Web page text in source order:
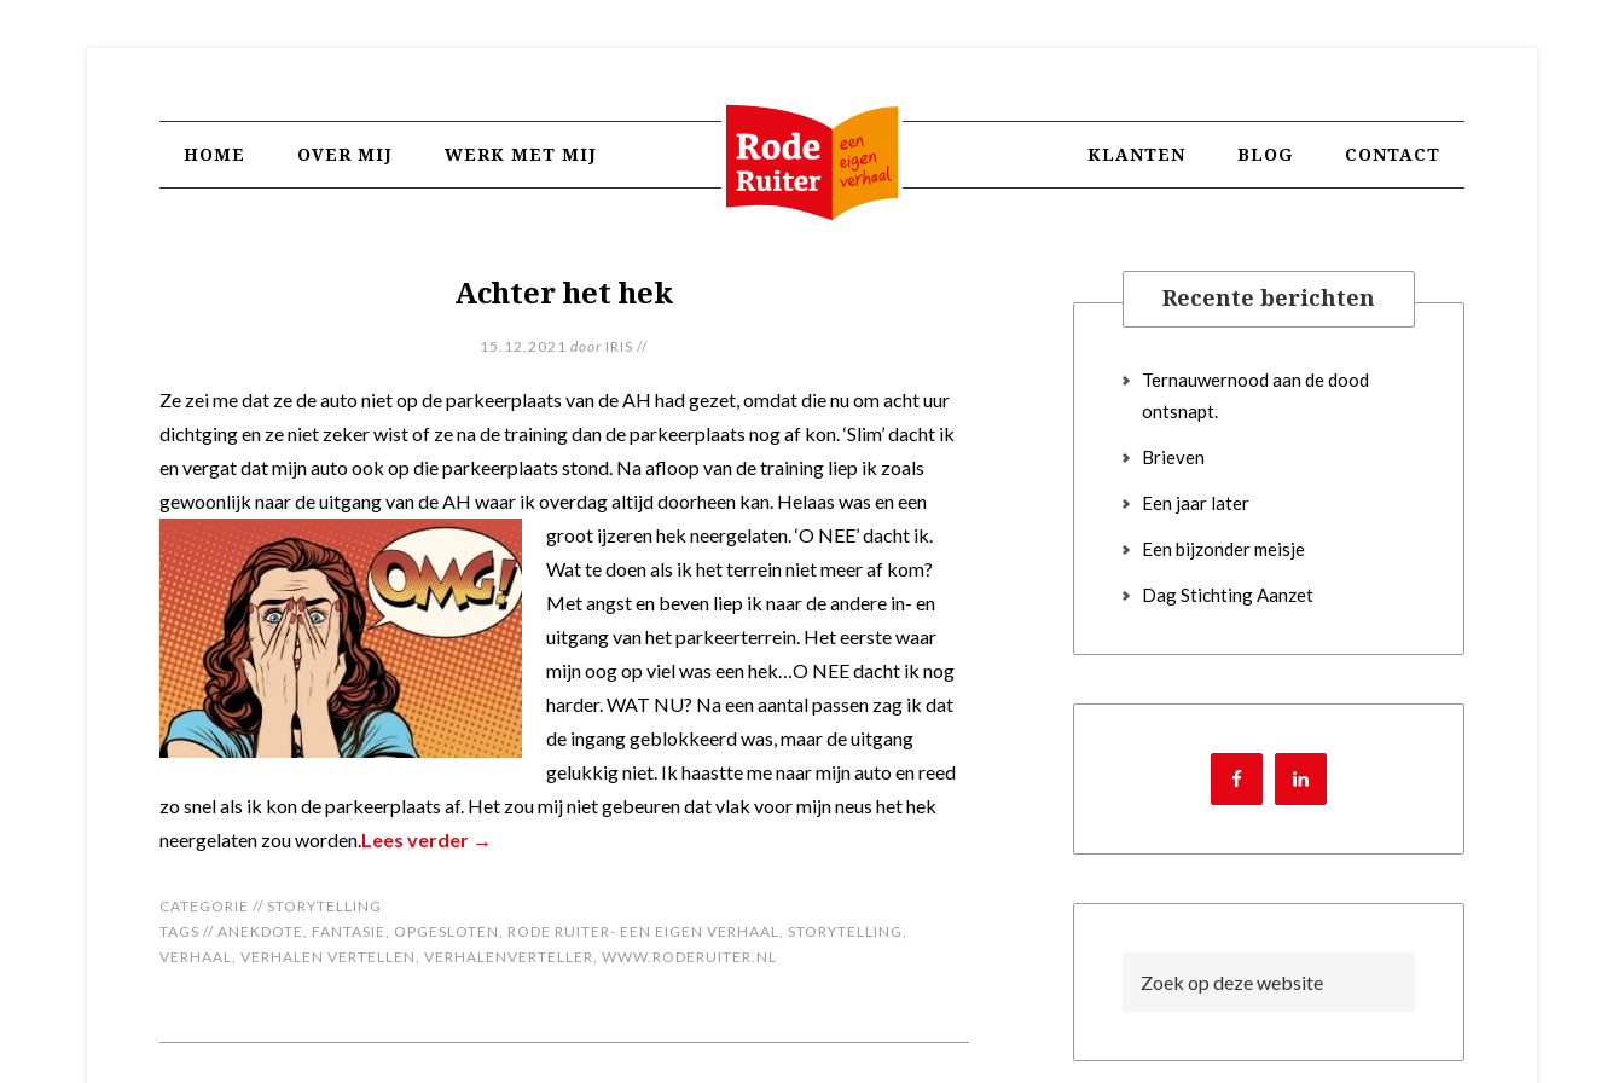
HOME OVER MIJ WERK MET MIJ KLANTEN BLOG CONTACT
Achter het hek
15.12.2021 door IRIS //
Ze zei me dat ze de auto niet op de parkeerplaats van de AH had gezet, omdat die nu om acht uur
dichtging en ze niet zeker wist of ze na de training dan de parkeerplaats nog af kon. ‘Slim’ dacht ik
en vergat dat mijn auto ook op die parkeerplaats stond. Na afloop van de training liep ik zoals
gewoonlijk naar de uitgang van de AH waar ik overdag altijd doorheen kan. Helaas was en een
groot ijzeren hek neergelaten.‘O NEE’ dacht ik.
Wat te doen als ik het terrein niet meer af kom?
Met angst en beven liep ik naar de andere in- en
uitgang van het parkeerterrein. Het eerste waar
mijn oog op viel was een hek…O NEE dacht ik nog
harder. WAT NU? Na een aantal passen zag ik dat
de ingang geblokkeerd was, maar de uitgang
gelukkig niet. Ik haastte me naar mijn auto en reed
zo snel als ik kon de parkeerplaats af. Het zou mij niet gebeuren dat vlak voor mijn neus het hek
neergelaten zou worden.Lees verder →
CATEGORIE // STORYTELLING
TAGS // ANEKDOTE, FANTASIE, OPGESLOTEN, RODE RUITER- EEN EIGEN VERHAAL, STORYTELLING,
VERHAAL, VERHALEN VERTELLEN, VERHALENVERTELLER, WWW.RODERUITER.NL
Recente berichten
Ternauwernood aan de dood
ontsnapt.
Brieven
Een jaar later
Een bijzonder meisje
Dag Stichting Aanzet